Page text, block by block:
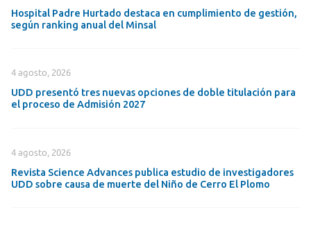
Hospital Padre Hurtado destaca en cumplimiento de gestión,
según ranking anual del Minsal
4 agosto, 2026
UDD presentó tres nuevas opciones de doble titulación para
el proceso de Admisión 2027
4 agosto, 2026
Revista Science Advances publica estudio de investigadores
UDD sobre causa de muerte del Niño de Cerro El Plomo